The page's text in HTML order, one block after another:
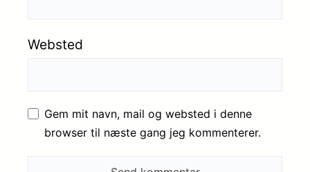
Websted
Gem mit navn, mail og websted i denne
browser til næste gang jeg kommenterer.